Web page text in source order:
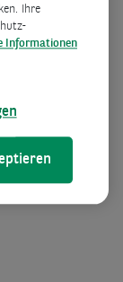
Ihre
Informationen